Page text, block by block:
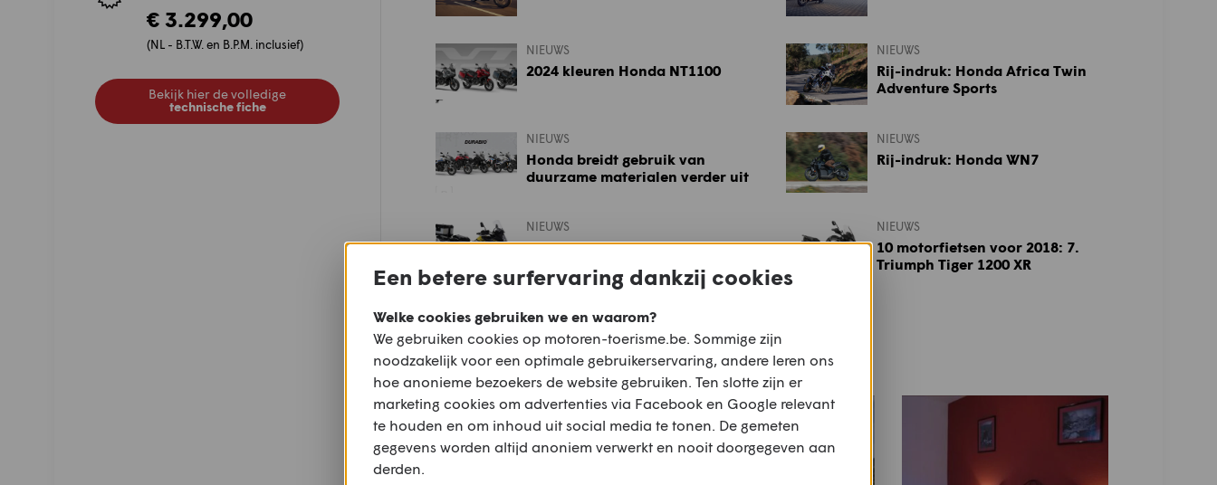
€ 3.299,00
(NL - B.T.W. en B.P.M. inclusief)
Bekijk hier de volledige
technische fiche
NIEUWS
2024 kleuren Honda NT1100
NIEUWS
Rij-indruk: Honda Africa Twin
Adventure Sports
NIEUWS
Honda breidt gebruik van
duurzame materialen verder uit
NIEUWS
Rij-indruk: Honda WN7
NIEUWS
Special Metal: Suzuki V-Strom
NIEUWS
10 motorfietsen voor 2018: 7.
Triumph Tiger 1200 XR
Populaire routes voor deze motor
Een betere surfervaring dankzij cookies
Welke cookies gebruiken we en waarom?
We gebruiken cookies op motoren-toerisme.be. Sommige zijn
noodzakelijk voor een optimale gebruikerservaring, andere leren ons
hoe anonieme bezoekers de website gebruiken. Ten slotte zijn er
marketing cookies om advertenties via Facebook en Google relevant
te houden en om inhoud uit social media te tonen. De gemeten
gegevens worden altijd anoniem verwerkt en nooit doorgegeven aan
derden.